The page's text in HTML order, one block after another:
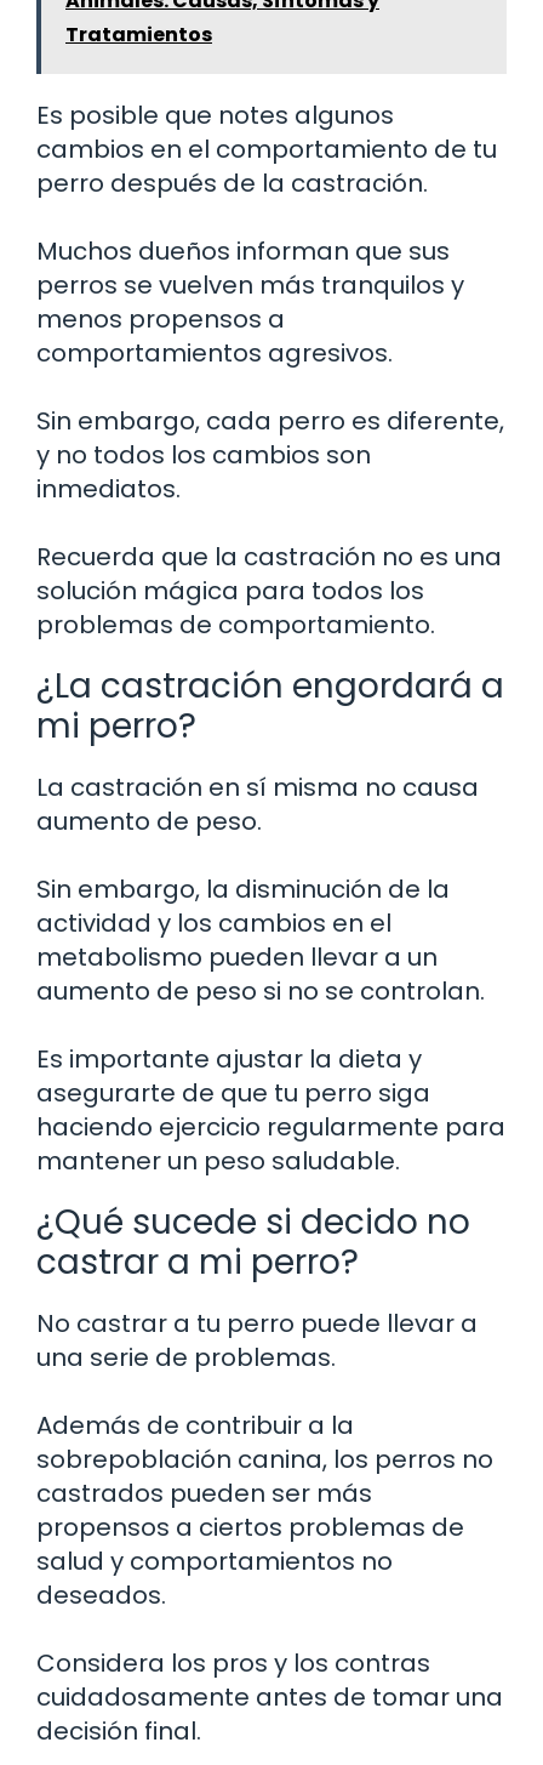
Tratamientos
Es posible que notes algunos
cambios en el comportamiento de tu
perro después de la castración.
Muchos dueños informan que sus
perros se vuelven más tranquilos y
menos propensos a
comportamientos agresivos.
Sin embargo, cada perro es diferente,
y no todos los cambios son
inmediatos.
Recuerda que la castración no es una
solución mágica para todos los
problemas de comportamiento.
¿La castración engordará a
mi perro?
La castración en sí misma no causa
aumento de peso.
Sin embargo, la disminución de la
actividad y los cambios en el
metabolismo pueden llevar a un
aumento de peso si no se controlan.
Es importante ajustar la dieta y
asegurarte de que tu perro siga
haciendo ejercicio regularmente para
mantener un peso saludable.
¿Qué sucede si decido no
castrar a mi perro?
No castrar a tu perro puede llevar a
una serie de problemas.
Además de contribuir a la
sobrepoblación canina, los perros no
castrados pueden ser más
propensos a ciertos problemas de
salud y comportamientos no
deseados.
Considera los pros y los contras
cuidadosamente antes de tomar una
decisión final.